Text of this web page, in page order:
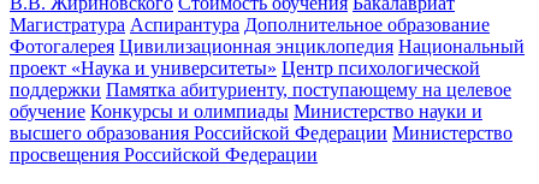
Магистратура Аспирантура Дополнительное образование
Фотогалерея Цивилизационная энциклопедия Национальный
проект «Наука и университеты» Центр психологической
поддержки Памятка абитуриенту, поступающему на целевое
обучение Конкурсы и олимпиады Министерство науки и
высшего образования Российской Федерации Министерство
просвещения Российской Федерации